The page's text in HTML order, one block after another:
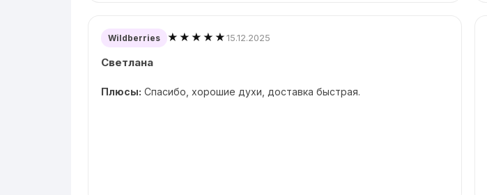
Wildberries ★★★★★15.12.2025
Светлана
Плюсы: Спасибо, хорошие духи, доставка быстрая.